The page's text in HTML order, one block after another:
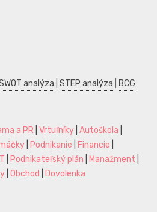
analýza STEP analýza
BCG
a PR Vrtuľníky Autoškola
Podnikanie Financie
Podnikateľský plán Manažment
Obchod Dovolenka